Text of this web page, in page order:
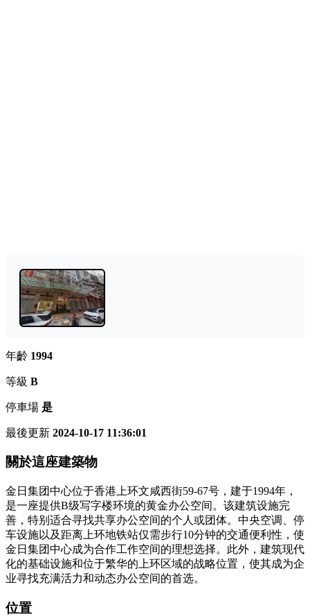
年齡 1994
等級 B
停車場 是
最後更新 2024-10-17 11:36:01
關於這座建築物
金日集团中心位于香港上环文咸西街59-67号，建于1994年，
是一座提供B级写字楼环境的黄金办公空间。该建筑设施完
善，特别适合寻找共享办公空间的个人或团体。中央空调、停
车设施以及距离上环地铁站仅需步行10分钟的交通便利性，使
金日集团中心成为合作工作空间的理想选择。此外，建筑现代
化的基础设施和位于繁华的上环区域的战略位置，使其成为企
业寻找充满活力和动态办公空间的首选。
位置